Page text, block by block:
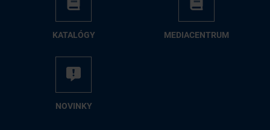
KA­TA­LÓ­GY ME­DIA­CEN­TRUM
NO­VIN­KY